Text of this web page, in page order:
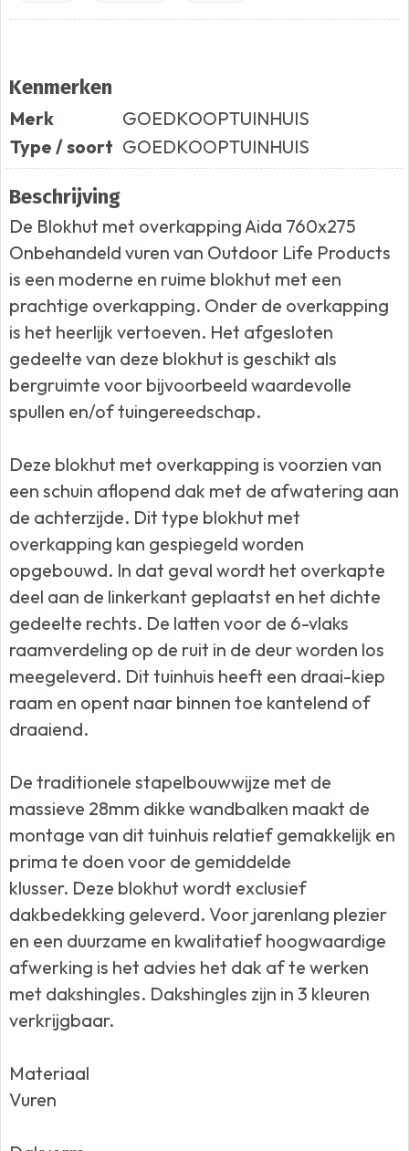
Kenmerken
Merk
GOEDKOOPTUINHUIS
Type / soort GOEDKOOPTUINHUIS
Beschrijving
De Blokhut met overkapping Aida 760x275
Onbehandeld vuren van Outdoor Life Products
is een moderne en ruime blokhut met een
prachtige overkapping. Onder de overkapping
is het heerlijk vertoeven. Het afgesloten
gedeelte van deze blokhut is geschikt als
bergruimte voor bijvoorbeeld waardevolle
spullen en/of tuingereedschap.
Deze blokhut met overkapping is voorzien van
een schuin aflopend dak met de afwatering aan
de achterzijde. Dit type blokhut met
overkapping kan gespiegeld worden
opgebouwd. In dat geval wordt het overkapte
deel aan de linkerkant geplaatst en het dichte
gedeelte rechts. De latten voor de 6-vlaks
raamverdeling op de ruit in de deur worden los
meegeleverd. Dit tuinhuis heeft een draai-kiep
raam en opent naar binnen toe kantelend of
draaiend.
De traditionele stapelbouwwijze met de
massieve 28mm dikke wandbalken maakt de
montage van dit tuinhuis relatief gemakkelijk en
prima te doen voor de gemiddelde
klusser. Deze blokhut wordt exclusief
dakbedekking geleverd. Voor jarenlang plezier
en een duurzame en kwalitatief hoogwaardige
afwerking is het advies het dak af te werken
met dakshingles. Dakshingles zijn in 3 kleuren
verkrijgbaar.
Materiaal
Vuren